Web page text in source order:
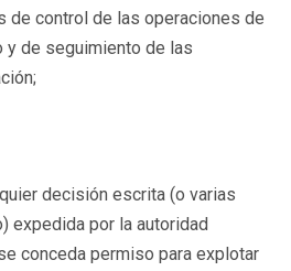
control de las operaciones de
y de seguimiento de las
decisión escrita (o varias
expedida por la autoridad
conceda permiso para explotar